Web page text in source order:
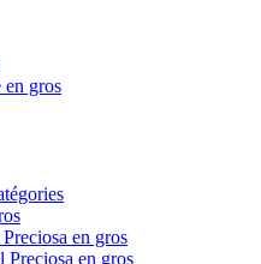
en gros
en gros
Preciosa en gros